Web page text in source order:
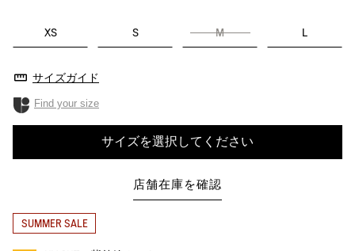
XS S M L
サイズガイド
Find your size
サイズを選択してください
店舗在庫を確認
SUMMER SALE